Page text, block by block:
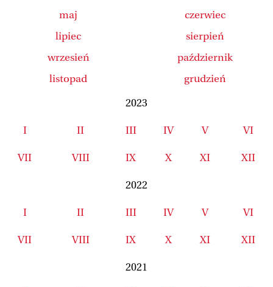
maj
czerwiec
lipiec
sierpień
wrzesień
październik
listopad
grudzień
2023
I II III IV V VI
VII VIII IX X XI XII
2022
I II III IV V VI
VII VIII IX X XI XII
2021